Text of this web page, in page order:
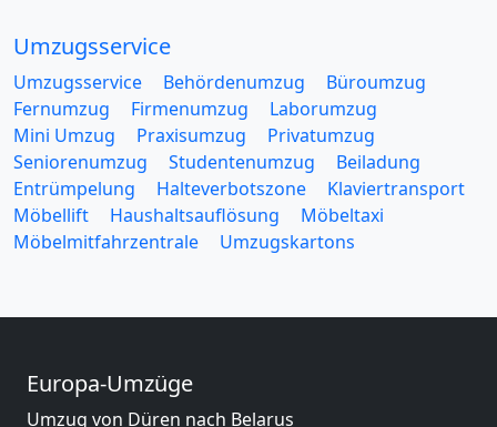
Umzugsservice
Umzugsservice Behördenumzug
Büroumzug
Fernumzug
Firmenumzug
Laborumzug
Mini Umzug
Praxisumzug
Privatumzug
Seniorenumzug
Studentenumzug
Beiladung
Entrümpelung
Halteverbotszone
Klaviertransport
Möbellift
Haushaltsauflösung
Möbeltaxi
Möbelmitfahrzentrale
Umzugskartons
Europa-Umzüge
Umzug von Düren nach Belarus